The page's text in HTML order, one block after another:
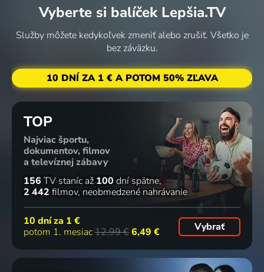
Vyberte si balíček Lepšia.TV
Služby môžete kedykoľvek zmeniť alebo zrušiť. Všetko je
bez záväzku.
10 DNÍ ZA 1 € A POTOM 50% ZĽAVA
TOP
Najviac športu,
dokumentov, filmov
a televíznej zábavy
156 TV staníc až 100 dní spätne
2 442 filmov neobmedzené nahrávanie
10 dní za 1 €
potom 1. mesiac12,99 €6,49 € Vybrať